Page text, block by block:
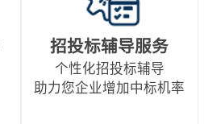
招投标辅导服务
个性化招投标辅导
助力您企业增加中标机率